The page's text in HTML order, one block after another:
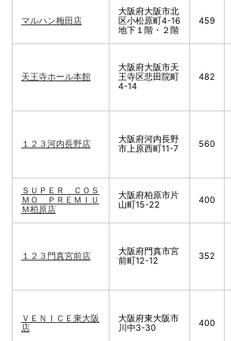
マルハン梅田店
大阪府大阪市北
区小松原町4-16
地下１階・２階
459
天王寺ホール本館
大阪府大阪市天
王寺区悲田院町
4-14
482
１２３河内長野店
大阪府河内長野
市上原西町11-7
560
ＳＵＰＥＲ ＣＯＳ
ＭＯ ＰＲＥＭＩＵ
Ｍ柏原店
大阪府柏原市片
山町15-22
400
１２３門真宮前店
大阪府門真市宮
前町12-12
352
ＶＥＮＩＣＥ東大阪
店
大阪府東大阪市
川中3-30
400